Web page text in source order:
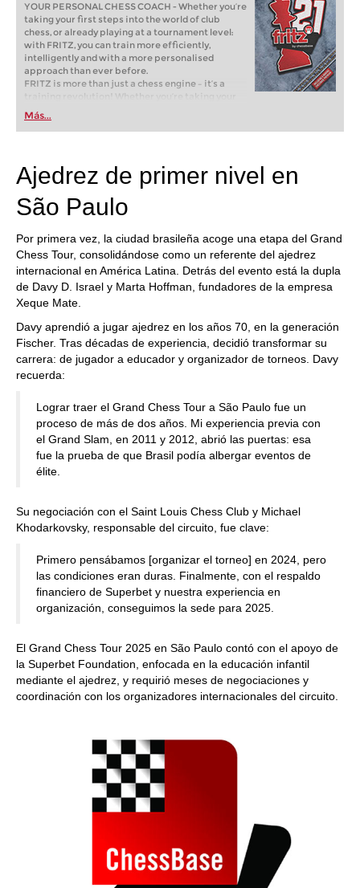
YOUR PERSONAL CHESS COACH - Whether you’re
taking your first steps into the world of club
chess, or already playing at a tournament level:
with FRITZ, you can train more efficiently,
intelligently and with a more personalised
approach than ever before.
FRITZ is more than just a chess engine – it’s a
training revolution! Whether you’re taking your
first steps into the world of club chess, or already
playing at a tournament level: with FRITZ, you can
train more efficiently, intelligently and with a
Más...
Ajedrez de primer nivel en
São Paulo
Por primera vez, la ciudad brasileña acoge una etapa del Grand
Chess Tour, consolidándose como un referente del ajedrez
internacional en América Latina. Detrás del evento está la dupla
de Davy D. Israel y Marta Hoffman, fundadores de la empresa
Xeque Mate.
Davy aprendió a jugar ajedrez en los años 70, en la generación
Fischer. Tras décadas de experiencia, decidió transformar su
carrera: de jugador a educador y organizador de torneos. Davy
recuerda:
Lograr traer el Grand Chess Tour a São Paulo fue un
proceso de más de dos años. Mi experiencia previa con
el Grand Slam, en 2011 y 2012, abrió las puertas: esa
fue la prueba de que Brasil podía albergar eventos de
élite.
Su negociación con el Saint Louis Chess Club y Michael
Khodarkovsky, responsable del circuito, fue clave:
Primero pensábamos [organizar el torneo] en 2024, pero
las condiciones eran duras. Finalmente, con el respaldo
financiero de Superbet y nuestra experiencia en
organización, conseguimos la sede para 2025.
El Grand Chess Tour 2025 en São Paulo contó con el apoyo de
la Superbet Foundation, enfocada en la educación infantil
mediante el ajedrez, y requirió meses de negociaciones y
coordinación con los organizadores internacionales del circuito.